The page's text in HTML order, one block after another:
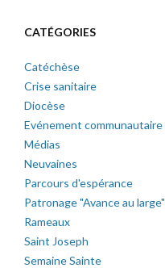
CATÉGORIES
Catéchèse
Crise sanitaire
Diocèse
Evénement communautaire
Médias
Neuvaines
Parcours d'espérance
Patronage "Avance au large"
Rameaux
Saint Joseph
Semaine Sainte